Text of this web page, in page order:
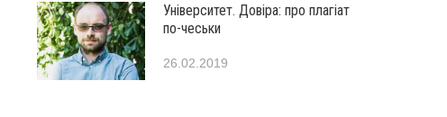
Університет. Довіра: про плагіат
по-чеськи
26.02.2019